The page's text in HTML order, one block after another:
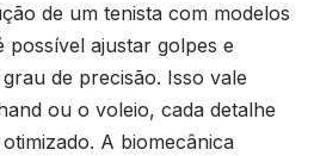
de um tenista com modelos
possível ajustar golpes e
de precisão. Isso vale
ou o voleio, cada detalhe
A biomecânica